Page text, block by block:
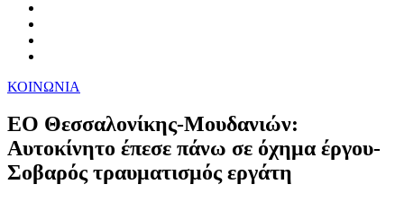
ΚΟΙΝΩΝΙΑ
ΕΟ Θεσσαλονίκης-Μουδανιών:
Αυτοκίνητο έπεσε πάνω σε όχημα έργου-
Σοβαρός τραυματισμός εργάτη